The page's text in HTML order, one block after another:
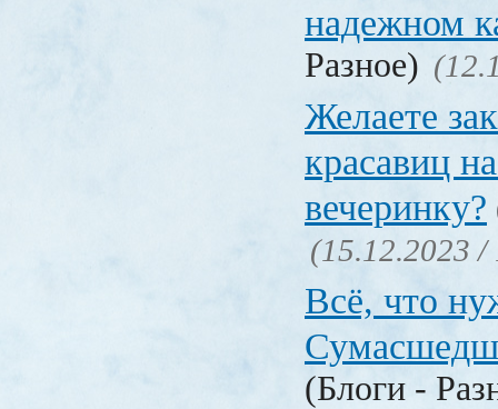
надежном
Разное)
Желаете
красавиц
вечеринку?
(15.12.2023 /
Всё, что
(Блоги -